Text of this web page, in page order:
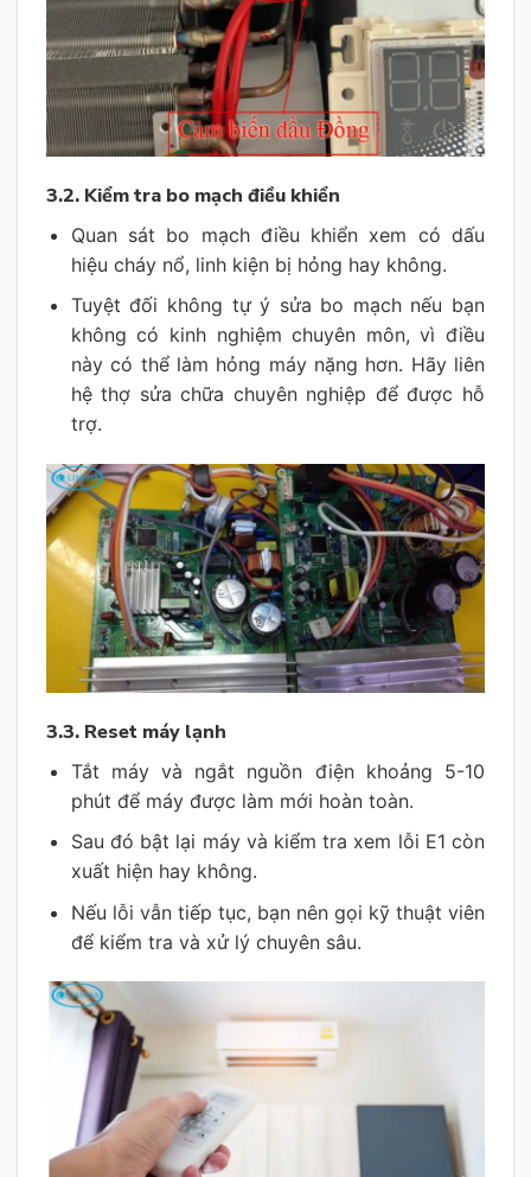
3.2. Kiểm tra bo mạch điều khiển
Quan sát bo mạch điều khiển xem có dấu
hiệu cháy nổ, linh kiện bị hỏng hay không.
Tuyệt đối không tự ý sửa bo mạch nếu bạn
không có kinh nghiệm chuyên môn, vì điều
này có thể làm hỏng máy nặng hơn. Hãy liên
hệ thợ sửa chữa chuyên nghiệp để được hỗ
trợ.
3.3. Reset máy lạnh
Tắt máy và ngắt nguồn điện khoảng 5-10
phút để máy được làm mới hoàn toàn.
Sau đó bật lại máy và kiểm tra xem lỗi E1 còn
xuất hiện hay không.
Nếu lỗi vẫn tiếp tục, bạn nên gọi kỹ thuật viên
để kiểm tra và xử lý chuyên sâu.